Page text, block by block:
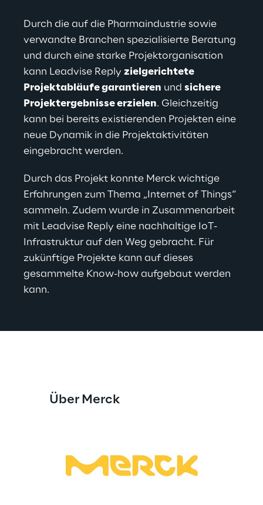
Durch die auf die Pharmaindustrie sowie
verwandte Branchen spezialisierte Beratung
und durch eine starke Projektorganisation
kann Leadvise Reply zielgerichtete
Projektabläufe garantieren und sichere
Projektergebnisse erzielen. Gleichzeitig
kann bei bereits existierenden Projekten eine
neue Dynamik in die Projektaktivitäten
eingebracht werden.
Durch das Projekt konnte Merck wichtige
Erfahrungen zum Thema „Internet of Things“
sammeln. Zudem wurde in Zusammenarbeit
mit Leadvise Reply eine nachhaltige IoT-
Infrastruktur auf den Weg gebracht. Für
zukünftige Projekte kann auf dieses
gesammelte Know-how aufgebaut werden
kann.
Über Merck